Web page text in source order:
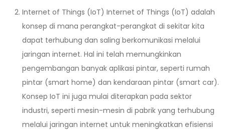
Internet of Things (IoT) Internet of Things (IoT) adalah
konsep di mana perangkat-perangkat di sekitar kita
dapat terhubung dan saling berkomunikasi melalui
jaringan internet. Hal ini telah memungkinkan
pengembangan banyak aplikasi pintar, seperti rumah
pintar (smart home) dan kendaraan pintar (smart car).
Konsep IoT ini juga mulai diterapkan pada sektor
industri, seperti mesin-mesin di pabrik yang terhubung
melalui jaringan internet untuk meningkatkan efisiensi